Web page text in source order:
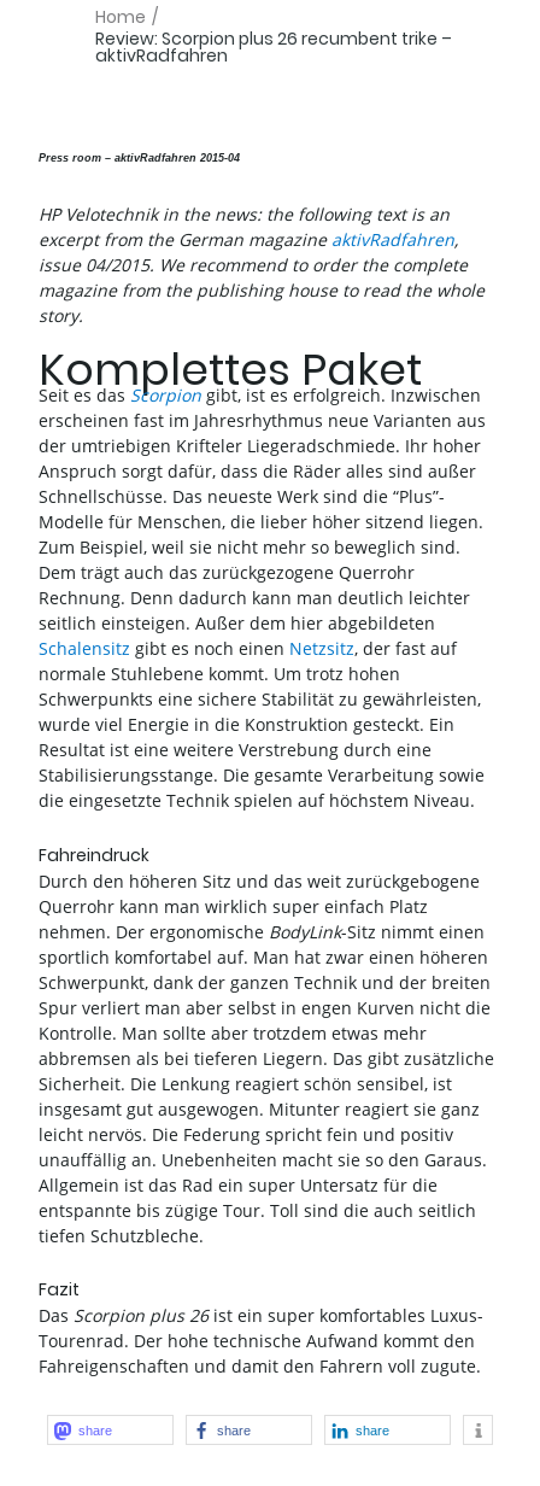
Home /
Review: Scorpion plus 26 recumbent trike –
aktivRadfahren
Press room – aktivRadfahren 2015-04
HP Velotechnik in the news: the following text is an
excerpt from the German magazine aktivRadfahren,
issue 04/2015. We recommend to order the complete
magazine from the publishing house to read the whole
story.
Komplettes Paket
Seit es das Scorpiongibt, ist es erfolgreich. Inzwischen
erscheinen fast im Jahresrhythmus neue Varianten aus
der umtriebigen Krifteler Liegeradschmiede. Ihr hoher
Anspruch sorgt dafür, dass die Räder alles sind außer
Schnellschüsse. Das neueste Werk sind die “Plus”-
Modelle für Menschen, die lieber höher sitzend liegen.
Zum Beispiel, weil sie nicht mehr so beweglich sind.
Dem trägt auch das zurückgezogene Querrohr
Rechnung. Denn dadurch kann man deutlich leichter
seitlich einsteigen. Außer dem hier abgebildeten
Schalensitz gibt es noch einen Netzsitz, der fast auf
normale Stuhlebene kommt. Um trotz hohen
Schwerpunkts eine sichere Stabilität zu gewährleisten,
wurde viel Energie in die Konstruktion gesteckt. Ein
Resultat ist eine weitere Verstrebung durch eine
Stabilisierungsstange. Die gesamte Verarbeitung sowie
die eingesetzte Technik spielen auf höchstem Niveau.
Fahreindruck
Durch den höheren Sitz und das weit zurückgebogene
Querrohr kann man wirklich super einfach Platz
nehmen. Der ergonomische BodyLink-Sitz nimmt einen
sportlich komfortabel auf. Man hat zwar einen höheren
Schwerpunkt, dank der ganzen Technik und der breiten
Spur verliert man aber selbst in engen Kurven nicht die
Kontrolle. Man sollte aber trotzdem etwas mehr
abbremsen als bei tieferen Liegern. Das gibt zusätzliche
Sicherheit. Die Lenkung reagiert schön sensibel, ist
insgesamt gut ausgewogen. Mitunter reagiert sie ganz
leicht nervös. Die Federung spricht fein und positiv
unauffällig an. Unebenheiten macht sie so den Garaus.
Allgemein ist das Rad ein super Untersatz für die
entspannte bis zügige Tour. Toll sind die auch seitlich
tiefen Schutzbleche.
Fazit
Das Scorpion plus 26ist ein super komfortables Luxus-
Tourenrad. Der hohe technische Aufwand kommt den
Fahreigenschaften und damit den Fahrern voll zugute.
share share share